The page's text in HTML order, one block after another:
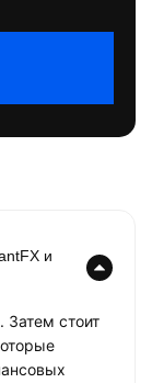
и
Затем стоит